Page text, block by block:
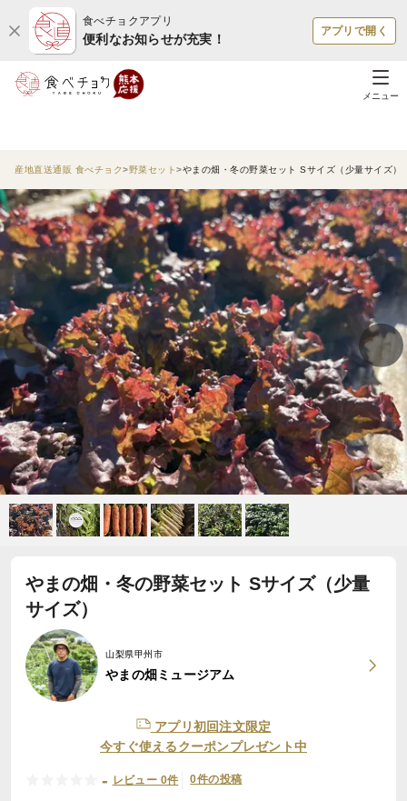
食べチョクアプリ
便利なお知らせが充実！
アプリで開く
メニュー
産地直送通販 食べチョク 野菜セット やまの畑・冬の野菜セット Sサイズ（少量サイズ）
やまの畑・冬の野菜セット Sサイズ（少量
サイズ）
山梨県甲州市
やまの畑ミュージアム
アプリ初回注文限定
今すぐ使えるクーポンプレゼント中
- レビュー 0件 0件の投稿